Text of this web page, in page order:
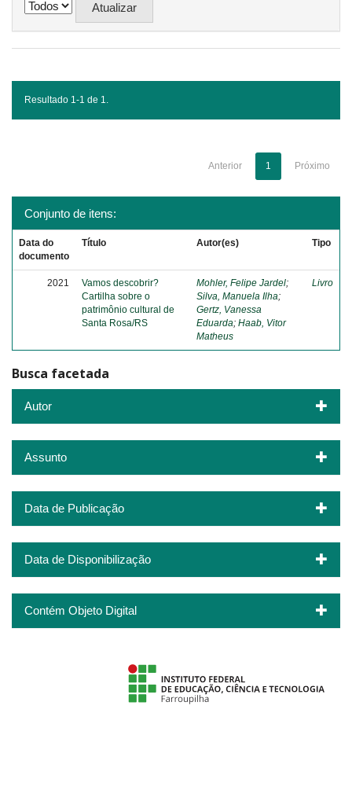
Resultado 1-1 de 1.
Anterior 1 Próximo
Conjunto de itens:
Data do
documento
Título Autor(es) Tipo
2021
Vamos descobrir?
Cartilha sobre o
patrimônio cultural de
Santa Rosa/RS
Mohler, Felipe Jardel;
Silva, Manuela Ilha;
Gertz, Vanessa
Eduarda; Haab, Vitor
Matheus
Livro
Busca facetada
Autor
Assunto
Data de Publicação
Data de Disponibilização
Contém Objeto Digital